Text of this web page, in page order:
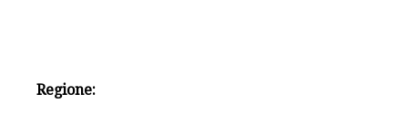
Regione: